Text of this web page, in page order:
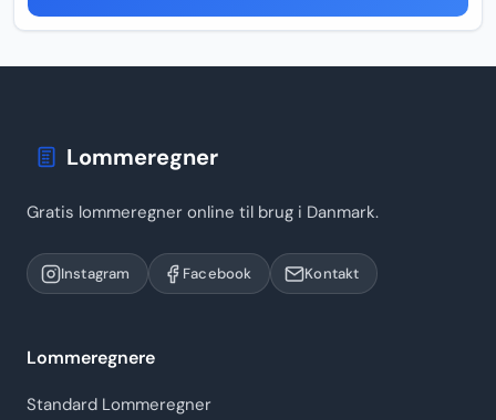
Lommeregner
Gratis lommeregner online til brug i Danmark.
Instagram Facebook Kontakt
Lommeregnere
Standard Lommeregner